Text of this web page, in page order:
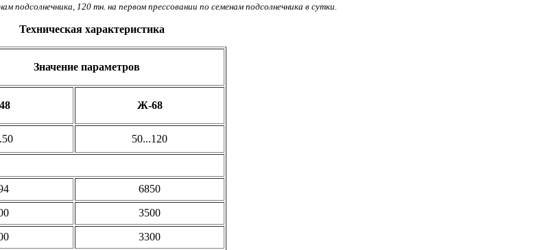
120 тн. на первом прессовании по семенам подсолнечника в сутки.
Техническая характеристика
Значение параметров
Ж-68
50...120
6850
3500
3300